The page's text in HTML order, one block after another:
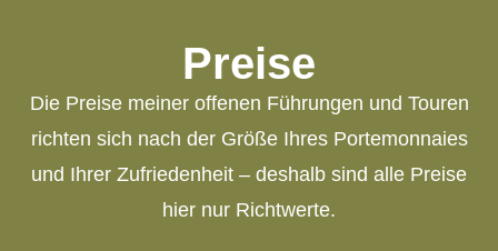
Preise
Die Preise meiner offenen Führungen und Touren
richten sich nach der Größe Ihres Portemonnaies
und Ihrer Zufriedenheit – deshalb sind alle Preise
hier nur Richtwerte.